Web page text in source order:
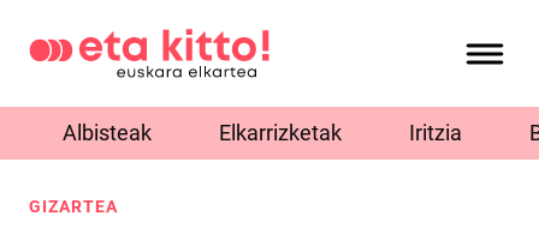
Albisteak Elkarrizketak Iritzia
GIZARTEA